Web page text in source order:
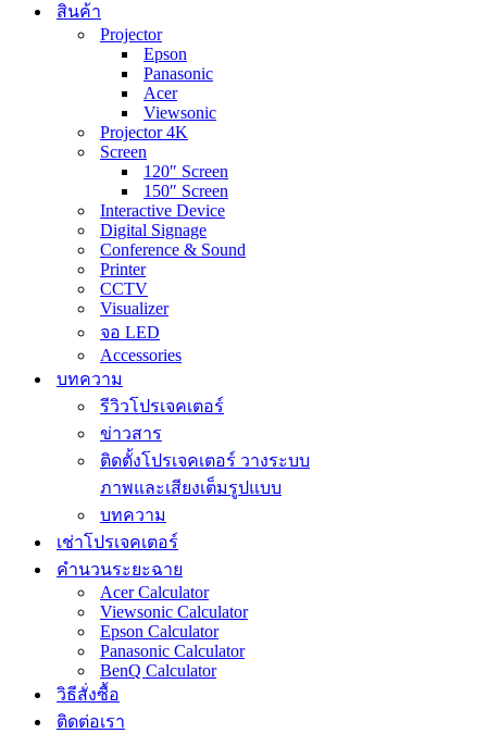
สินค้า
Projector
Epson
Panasonic
Acer
Viewsonic
Projector 4K
Screen
120″ Screen
150″ Screen
Interactive Device
Digital Signage
Conference & Sound
Printer
CCTV
Visualizer
จอ LED
Accessories
บทความ
รีวิวโปรเจคเตอร์
ข่าวสาร
ติดตั้งโปรเจคเตอร์ วางระบบ
ภาพและเสียงเต็มรูปแบบ
บทความ
เช่าโปรเจคเตอร์
คำนวนระยะฉาย
Acer Calculator
Viewsonic Calculator
Epson Calculator
Panasonic Calculator
BenQ Calculator
วิธีสั่งซื้อ
ติดต่อเรา